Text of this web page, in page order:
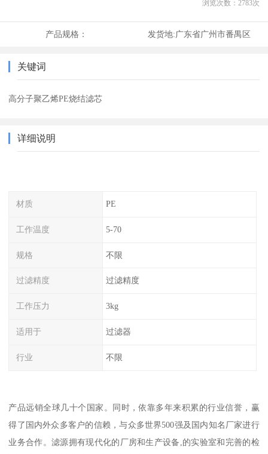
浏览次数： 2783次
产品规格： 发货地:广东省广州市番禺区
关键词
高分子聚乙烯PE烧结滤芯
详细说明
材质 PE
工作温度 5-70
规格 不限
过滤精度 过滤精度
工作压力 3kg
适用于 过滤器
行业 不限
产品远销全球几十个国家。同时，依靠多年来积累的行业信誉，赢
得了国内外众多客户的信赖，与众多世界500强及国内知名厂家进行
业务合作。滤源拥有现代化的厂房和生产设备,的实验室和完善的检